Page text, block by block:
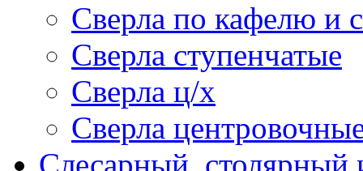
Сверла по кафелю и
Сверла ступенчатые
Сверла ц/х
Сверла